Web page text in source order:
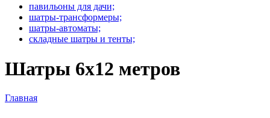
павильоны для дачи;
шатры-трансформеры;
шатры-автоматы;
складные шатры и тенты;
Шатры 6x12 метров
Главная